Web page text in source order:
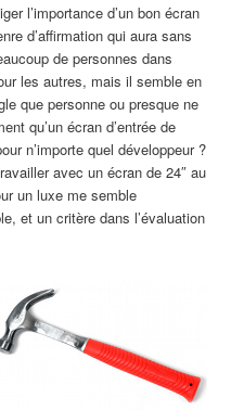
l’importance d’un bon écran
d’affirmation qui aura sans
de personnes dans
les autres, mais il semble en
que personne ou presque ne
qu’un écran d’entrée de
n’importe quel développeur ?
avec un écran de 24″ au
un luxe me semble
et un critère dans l’évaluation